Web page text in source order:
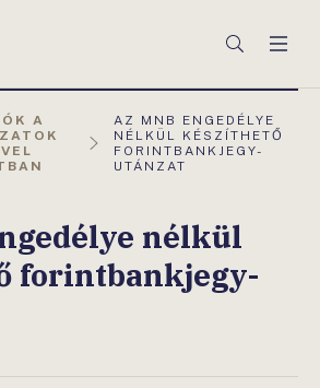
Keresés
A
AKTUÁLIS
OLDAL:
AZ MNB ENGEDÉLYE
NÉLKÜL KÉSZÍTHETŐ
FORINTBANKJEGY-
UTÁNZAT
nélkül
forintbankjegy-